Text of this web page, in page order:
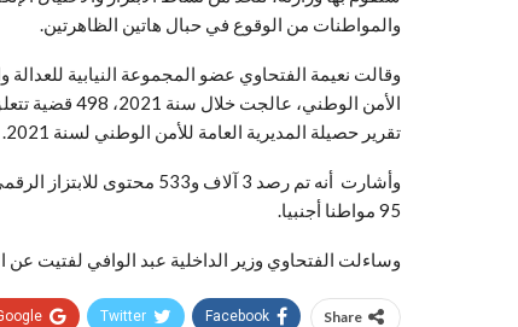
والمواطنات من الوقوع في حبال هاتين الظاهرتين.
وقالت نعيمة الفتحاوي عضو المجموعة النيابية
تقرير حصيلة المديرية العامة للأمن الوطني لسنة 2021.
95 مواطنا أجنبيا.
وساءلت الفتحاوي وزير الداخلية عبد الوافي لفتيت عن
Share
Facebook
Twitter